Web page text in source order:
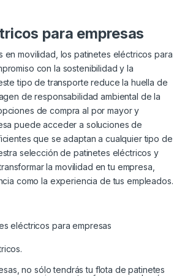
para empresas
en movilidad, los patinetes eléctricos para
con la sostenibilidad y la
tipo de transporte reduce la huella de
de responsabilidad ambiental de la
de compra al por mayor y
puede acceder a soluciones de
que se adaptan a cualquier tipo de
selección de patinetes eléctricos y
la movilidad en tu empresa,
como la experiencia de tus empleados.
no sólo tendrás tu flota de patinetes